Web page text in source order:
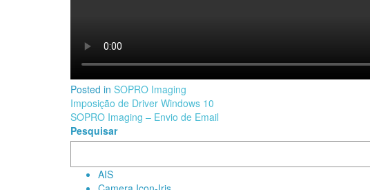
Posted in SOPRO Imaging
Navegação
de
Imposição de Driver Windows 10
SOPRO Imaging – Envio de Email
Pesquisar
AIS